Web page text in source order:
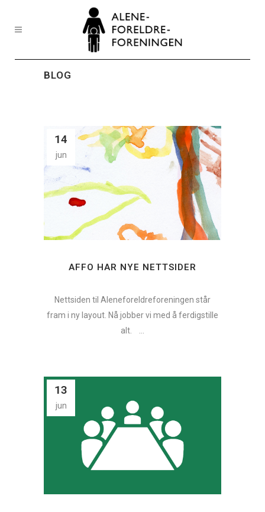
BLOG
14
jun
AFFO HAR NYE NETTSIDER
Nettsiden til Aleneforeldreforeningen står
fram i ny layout. Nå jobber vi med å ferdigstille
alt. ...
13
jun